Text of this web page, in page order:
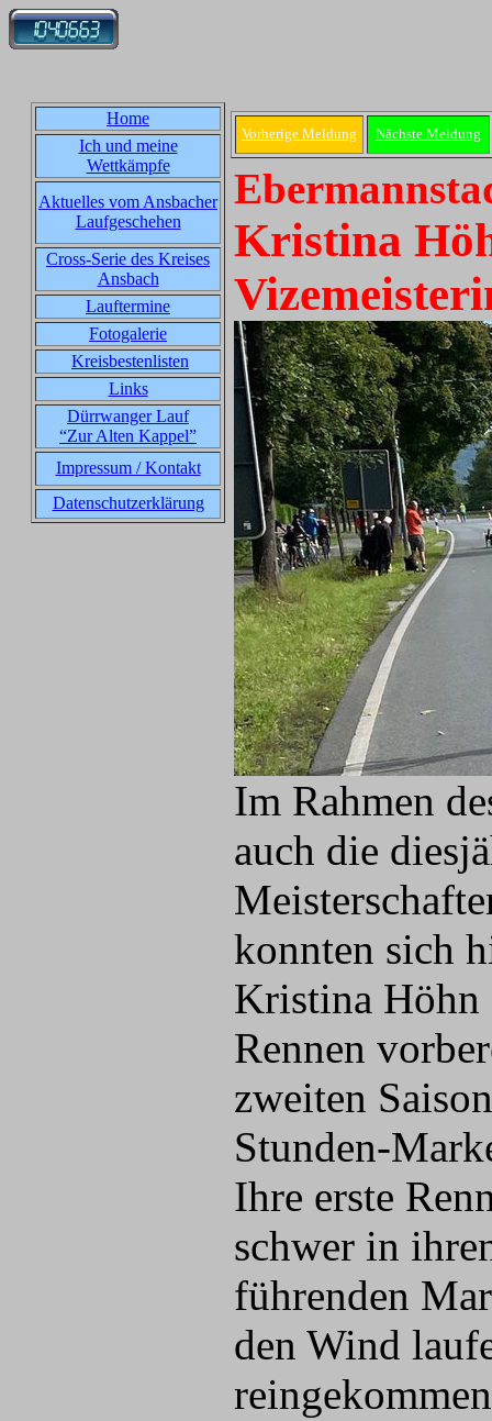
Home
Ich und meine
Wettkämpfe
Aktuelles vom Ansbacher
Laufgeschehen
Cross-Serie des Kreises
Ansbach
Lauftermine
Fotogalerie
Kreisbestenlisten
Links
Dürrwanger Lauf
“Zur Alten Kappel”
Impressum / Kontakt
Datenschutzerklärung
Vorherige Meldung Nächste Meldung
Kristina
Im Rahmen
auch die
konnten sich
Kristina Höhn
Rennen
zweiten
Stunden-
Ihre erste
schwer in
führenden
den Wind